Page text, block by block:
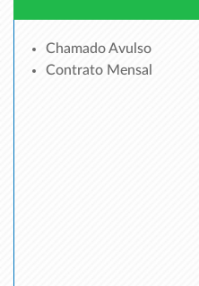
Chamado Avulso
Contrato Mensal